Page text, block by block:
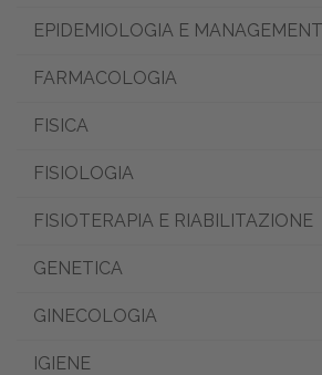
MODELLO
AREA DOCENTI
RICHIEDI
CATTEDRA
EPIDEMIOLOGIA E
FARMACOLOGIA
FISICA
FISIOLOGIA
FISIOTERAPIA E RIABILITAZIONE
GENETICA
GINECOLOGIA
IGIENE